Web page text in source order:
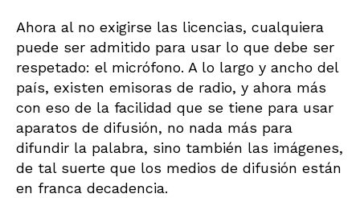
Ahora al no exigirse las licencias, cualquiera
puede ser admitido para usar lo que debe ser
respetado: el micrófono. A lo largo y ancho del
país, existen emisoras de radio, y ahora más
con eso de la facilidad que se tiene para usar
aparatos de difusión, no nada más para
difundir la palabra, sino también las imágenes,
de tal suerte que los medios de difusión están
en franca decadencia.